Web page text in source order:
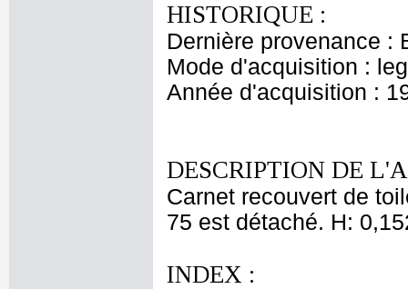
HISTORIQUE :
Dernière provenance :
Mode d'acquisition :
Année d'acquisition :
DESCRIPTION DE
Carnet recouvert de
75 est détaché. H:
INDEX :